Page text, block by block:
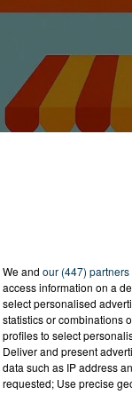
La Talaudière
We and our (447) partners
access information on a
select personalised
statistics or combinations
profiles to select
Deliver and present
data such as IP address
requested; Use precise